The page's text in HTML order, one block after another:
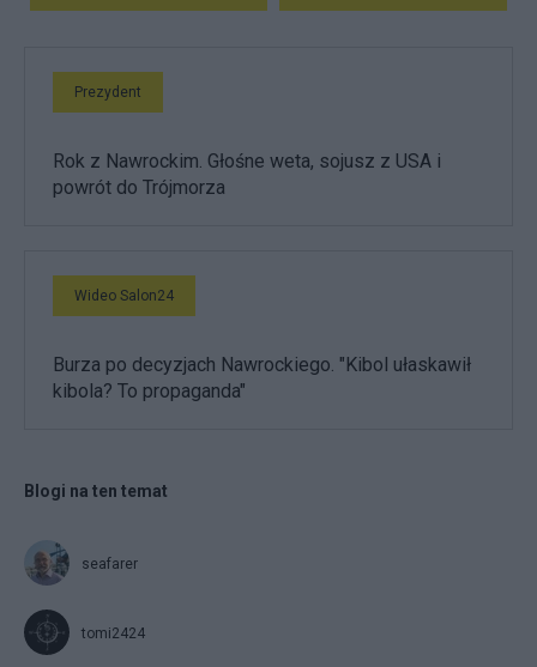
Prezydent
Rok z Nawrockim. Głośne weta, sojusz z USA i
powrót do Trójmorza
Wideo Salon24
Burza po decyzjach Nawrockiego. "Kibol ułaskawił
kibola? To propaganda"
Blogi na ten temat
seafarer
tomi2424